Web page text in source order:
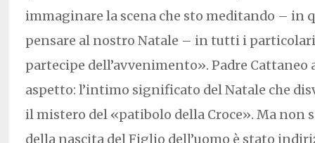
immaginare la scena che sto meditando – in
pensare al nostro Natale – in tutti i
partecipe dell’avvenimento». Padre Cattaneo
aspetto: l’intimo significato del Natale che
il mistero del «patibolo della Croce». Ma non
della nascita del Figlio dell’uomo è stato